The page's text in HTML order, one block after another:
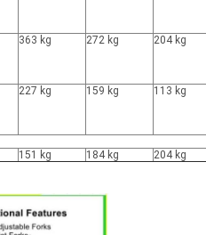
363 kg 272 kg 204 kg
227 kg 159 kg 113 kg
151 kg 184 kg 204 kg